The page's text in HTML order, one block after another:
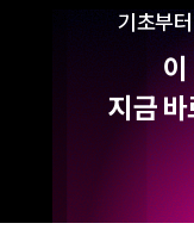
기초부
지금